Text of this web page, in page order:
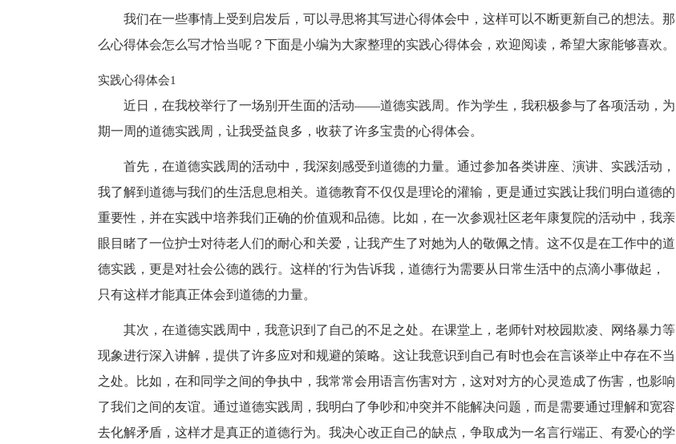
我们在一些事情上受到启发后，可以寻思将其写进心得体会中，这样可以不断更新自己的想法。那
么心得体会怎么写才恰当呢？下面是小编为大家整理的实践心得体会，欢迎阅读，希望大家能够喜欢。
实践心得体会1
近日，在我校举行了一场别开生面的活动——道德实践周。作为学生，我积极参与了各项活动，为
期一周的道德实践周，让我受益良多，收获了许多宝贵的心得体会。
首先，在道德实践周的活动中，我深刻感受到道德的力量。通过参加各类讲座、演讲、实践活动，
我了解到道德与我们的生活息息相关。道德教育不仅仅是理论的灌输，更是通过实践让我们明白道德的
重要性，并在实践中培养我们正确的价值观和品德。比如，在一次参观社区老年康复院的活动中，我亲
眼目睹了一位护士对待老人们的耐心和关爱，让我产生了对她为人的敬佩之情。这不仅是在工作中的道
德实践，更是对社会公德的践行。这样的'行为告诉我，道德行为需要从日常生活中的点滴小事做起，
只有这样才能真正体会到道德的力量。
其次，在道德实践周中，我意识到了自己的不足之处。在课堂上，老师针对校园欺凌、网络暴力等
现象进行深入讲解，提供了许多应对和规避的策略。这让我意识到自己有时也会在言谈举止中存在不当
之处。比如，在和同学之间的争执中，我常常会用语言伤害对方，这对对方的心灵造成了伤害，也影响
了我们之间的友谊。通过道德实践周，我明白了争吵和冲突并不能解决问题，而是需要通过理解和宽容
去化解矛盾，这样才是真正的道德行为。我决心改正自己的缺点，争取成为一名言行端正、有爱心的学